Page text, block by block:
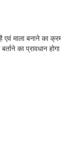
माला बनाने का
का प्रावधान